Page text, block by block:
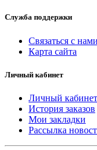
Служба поддержки
Связаться с нами
Карта сайта
Личный кабинет
Личный кабинет
История заказов
Мои закладки
Рассылка